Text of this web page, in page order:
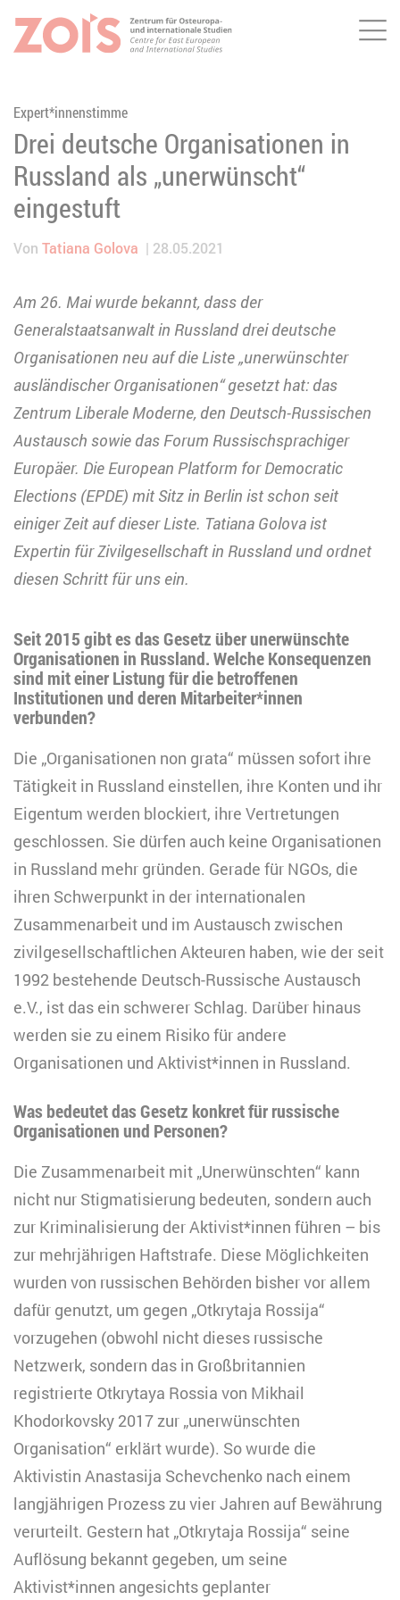
ZUM HAUPTINHALT SPRINGEN
ZUR SUCHE SPRINGEN
Expert*innenstimme
Drei deutsche Organisationen in
Russland als „unerwünscht“
eingestuft
Von Tatiana Golova 28.05.2021
Am 26. Mai wurde bekannt, dass der
Generalstaatsanwalt in Russland drei deutsche
Organisationen neu auf die Liste „unerwünschter
ausländischer Organisationen“ gesetzt hat: das
Zentrum Liberale Moderne, den Deutsch-Russischen
Austausch sowie das Forum Russischsprachiger
Europäer. Die European Platform for Democratic
Elections (EPDE) mit Sitz in Berlin ist schon seit
einiger Zeit auf dieser Liste. Tatiana Golova ist
Expertin für Zivilgesellschaft in Russland und ordnet
diesen Schritt für uns ein.
Seit 2015 gibt es das Gesetz über unerwünschte
Organisationen in Russland. Welche Konsequenzen
sind mit einer Listung für die betroffenen
Institutionen und deren Mitarbeiter*innen
verbunden?
Die „Organisationen non grata“ müssen sofort ihre
Tätigkeit in Russland einstellen, ihre Konten und ihr
Eigentum werden blockiert, ihre Vertretungen
geschlossen. Sie dürfen auch keine Organisationen
in Russland mehr gründen. Gerade für NGOs, die
ihren Schwerpunkt in der internationalen
Zusammenarbeit und im Austausch zwischen
zivilgesellschaftlichen Akteuren haben, wie der seit
1992 bestehende Deutsch-Russische Austausch
e.V., ist das ein schwerer Schlag. Darüber hinaus
werden sie zu einem Risiko für andere
Organisationen und Aktivist*innen in Russland.
Was bedeutet das Gesetz konkret für russische
Organisationen und Personen?
Die Zusammenarbeit mit „Unerwünschten“ kann
nicht nur Stigmatisierung bedeuten, sondern auch
zur Kriminalisierung der Aktivist*innen führen – bis
zur mehrjährigen Haftstrafe. Diese Möglichkeiten
wurden von russischen Behörden bisher vor allem
dafür genutzt, um gegen „Otkrytaja Rossija“
vorzugehen (obwohl nicht dieses russische
Netzwerk, sondern das in Großbritannien
registrierte Otkrytaya Rossia von Mikhail
Khodorkovsky 2017 zur „unerwünschten
Organisation“ erklärt wurde). So wurde die
Aktivistin Anastasija Schevchenko nach einem
langjährigen Prozess zu vier Jahren auf Bewährung
verurteilt. Gestern hat „Otkrytaja Rossija“ seine
Auflösung bekannt gegeben, um seine
Aktivist*innen angesichts geplanter